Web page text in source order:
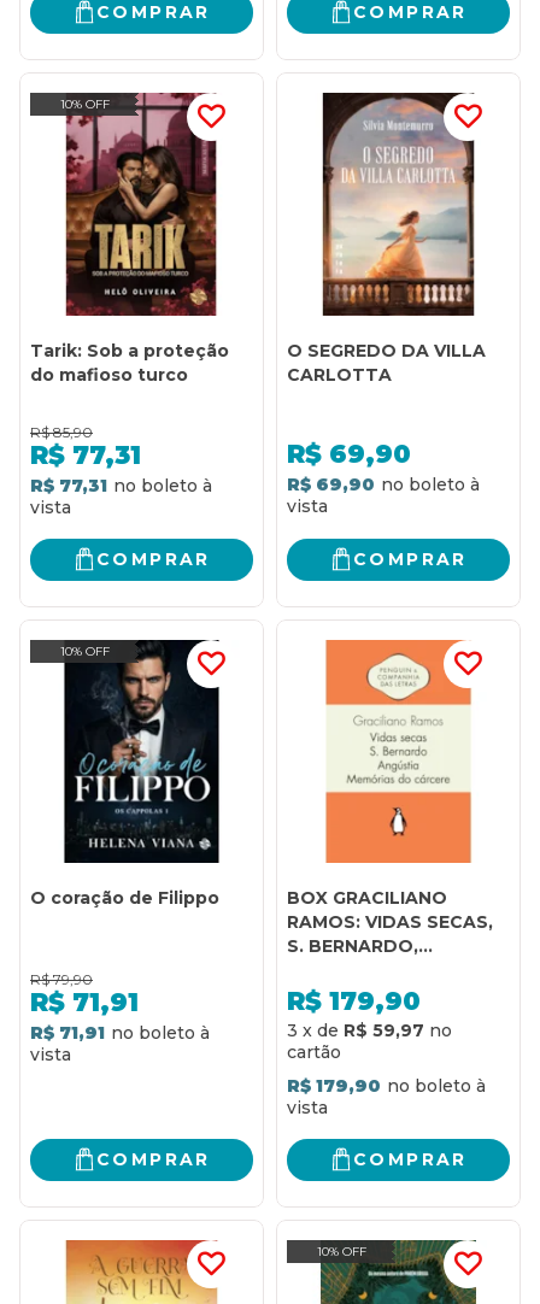
COMPRAR COMPRAR
10% OFF
Tarik: Sob a proteção
do mafioso turco
R$ 85,90
R$ 77,31
R$ 77,31
COMPRAR
O SEGREDO DA VILLA
CARLOTTA
R$ 69,90
R$ 69,90
COMPRAR
10% OFF
O coração de Filippo
R$ 79,90
R$ 71,91
R$ 71,91
COMPRAR
BOX GRACILIANO
RAMOS: VIDAS SECAS,
S. BERNARDO,
DO CÁRCERE
R$ 179,90
3 x de R$ 59,97
R$ 179,90
COMPRAR
10% OFF